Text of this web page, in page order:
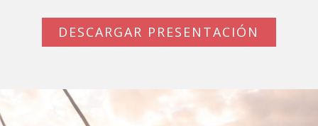
DESCARGAR PRESENTACIÓN